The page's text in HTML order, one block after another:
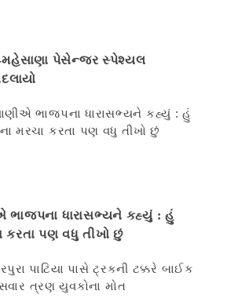
મહેસાણા પેસેન્જર સ્પેશ્યલ
ભાજપના ધારાસભ્યને કહ્યું : હું
કરતા પણ વધુ તીખો છું